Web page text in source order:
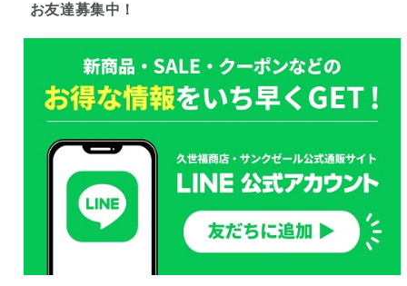
お友達募集中！